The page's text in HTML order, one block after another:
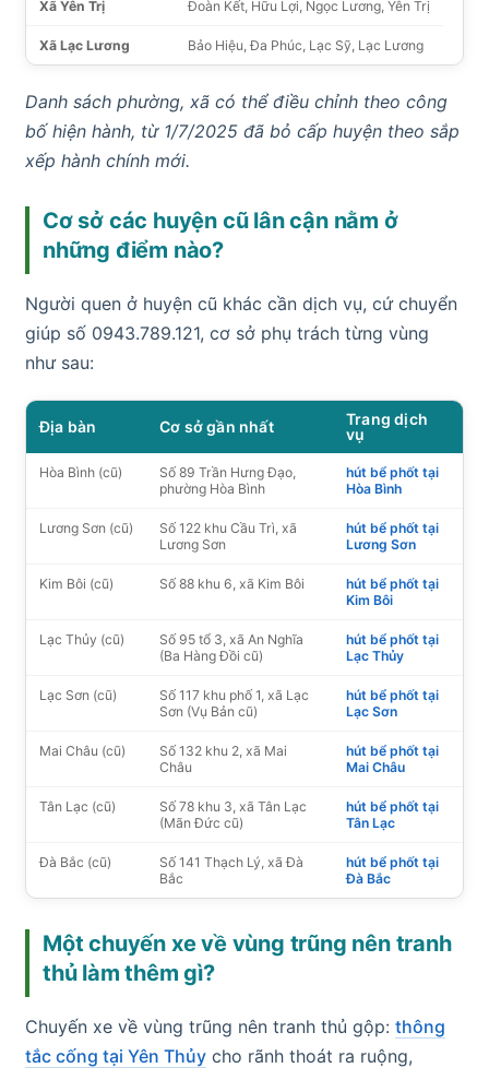
Xã Yên Trị Đoàn Kết, Hữu Lợi, Ngọc Lương, Yên Trị
Xã Lạc Lương Bảo Hiệu, Đa Phúc, Lạc Sỹ, Lạc Lương
Danh sách phường, xã có thể điều chỉnh theo công
bố hiện hành, từ 1/7/2025 đã bỏ cấp huyện theo sắp
xếp hành chính mới.
Cơ sở các huyện cũ lân cận nằm ở
những điểm nào?
Người quen ở huyện cũ khác cần dịch vụ, cứ chuyển
giúp số 0943.789.121, cơ sở phụ trách từng vùng
như sau:
Địa bàn Cơ sở gần nhất
Trang dịch
vụ
Hòa Bình (cũ)
Số 89 Trần Hưng Đạo,
phường Hòa Bình
hút bể phốt tại
Hòa Bình
Lương Sơn (cũ)
Số 122 khu Cầu Trì, xã
Lương Sơn
hút bể phốt tại
Lương Sơn
Kim Bôi (cũ) Số 88 khu 6, xã Kim Bôi
hút bể phốt tại
Kim Bôi
Lạc Thủy (cũ)
Số 95 tổ 3, xã An Nghĩa
(Ba Hàng Đồi cũ)
hút bể phốt tại
Lạc Thủy
Lạc Sơn (cũ)
Số 117 khu phố 1, xã Lạc
Sơn (Vụ Bản cũ)
hút bể phốt tại
Lạc Sơn
Mai Châu (cũ)
Số 132 khu 2, xã Mai
Châu
hút bể phốt tại
Mai Châu
Tân Lạc (cũ)
Số 78 khu 3, xã Tân Lạc
(Mãn Đức cũ)
hút bể phốt tại
Tân Lạc
Đà Bắc (cũ)
Số 141 Thạch Lý, xã Đà
Bắc
hút bể phốt tại
Đà Bắc
Một chuyến xe về vùng trũng nên tranh
thủ làm thêm gì?
Chuyến xe về vùng trũng nên tranh thủ gộp: thông
tắc cống tại Yên Thủy cho rãnh thoát ra ruộng,